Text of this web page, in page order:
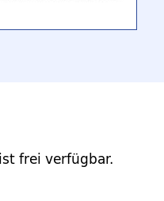
frei verfügbar.